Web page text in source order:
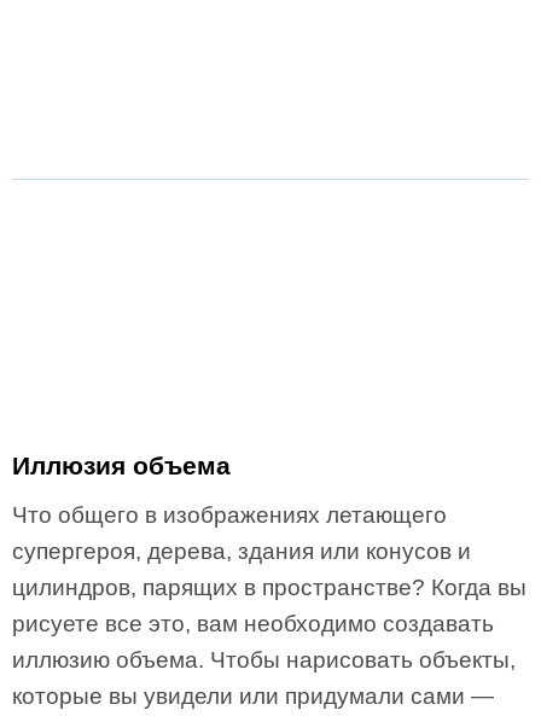
Иллюзия объема
Что общего в изображениях летающего
супергероя, дерева, здания или конусов и
цилиндров, парящих в пространстве? Когда вы
рисуете все это, вам необходимо создавать
иллюзию объема. Чтобы нарисовать объекты,
которые вы увидели или придумали сами —